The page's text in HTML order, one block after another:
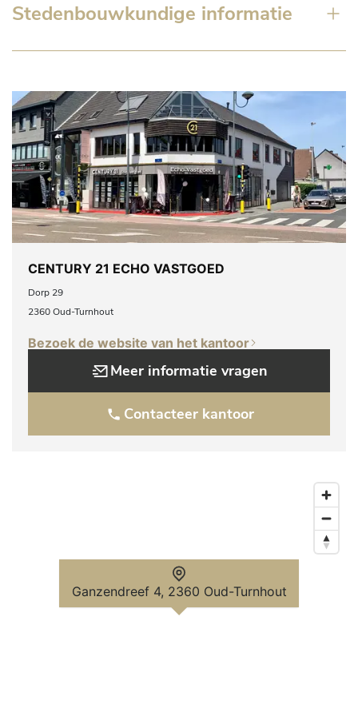
Stedenbouwkundige informatie
CENTURY 21 ECHO VASTGOED
Dorp 29
2360 Oud-Turnhout
Bezoek de website van het kantoor
Meer informatie vragen
Contacteer kantoor
Ganzendreef 4, 2360 Oud-Turnhout